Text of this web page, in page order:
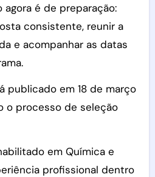
é de preparação:
consistente, reunir a
e acompanhar as datas
publicado em 18 de março
o processo de seleção
em Química e
profissional dentro